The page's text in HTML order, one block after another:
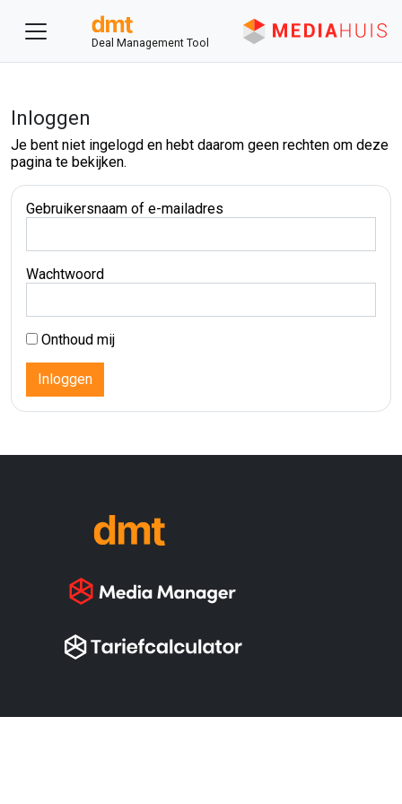
Deal Management Tool
Inloggen
Je bent niet ingelogd en hebt daarom geen rechten om deze
pagina te bekijken.
Gebruikersnaam of e-mailadres
Wachtwoord
Onthoud mij